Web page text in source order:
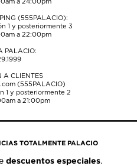
a 24:00pm
(555PALACIO):
1 y posteriormente 3
a 22:00pm
PALACIO:
A CLIENTES
(555PALACIO)
1 y posteriormente 2
a 21:00pm
TOTALMENTE PALACIO
descuentos especiales.